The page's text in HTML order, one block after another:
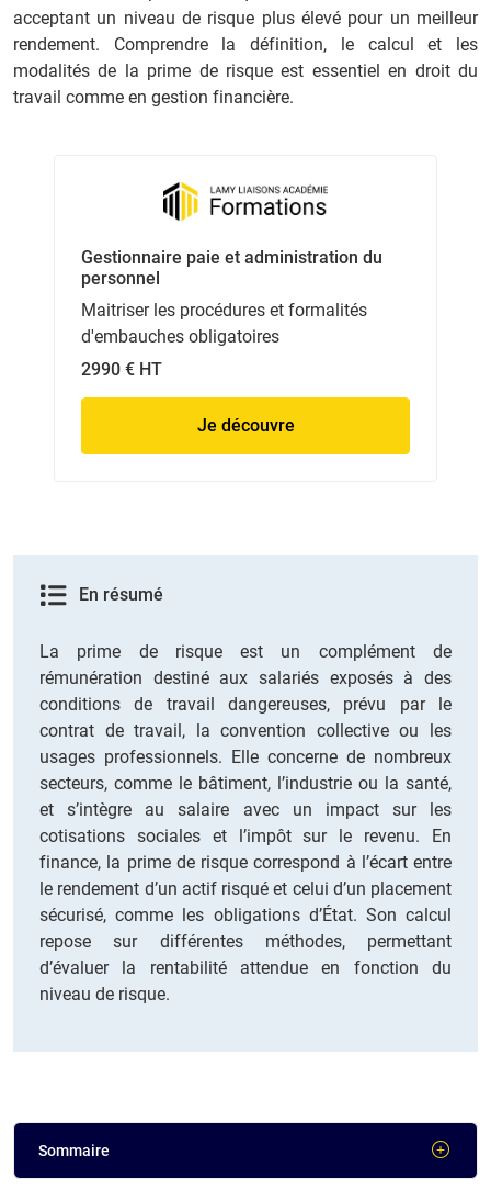
acceptant un niveau de risque plus élevé pour un meilleur
rendement. Comprendre la définition, le calcul et les
modalités de la prime de risque est essentiel en droit du
travail comme en gestion financière.
En résumé
La prime de risque est un complément de
rémunération destiné aux salariés exposés à des
conditions de travail dangereuses, prévu par le
contrat de travail, la convention collective ou les
usages professionnels. Elle concerne de nombreux
secteurs, comme le bâtiment, l’industrie ou la santé,
et s’intègre au salaire avec un impact sur les
cotisations sociales et l’impôt sur le revenu. En
finance, la prime de risque correspond à l’écart entre
le rendement d’un actif risqué et celui d’un placement
sécurisé, comme les obligations d’État. Son calcul
repose sur différentes méthodes, permettant
d’évaluer la rentabilité attendue en fonction du
niveau de risque.
Sommaire
Gestionnaire paie et administration du
personnel
Maitriser les procédures et formalités
d'embauches obligatoires
2990 € HT
Je découvre